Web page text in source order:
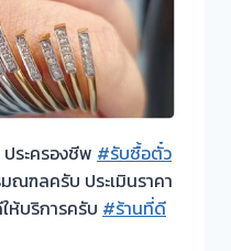
ระครองชีพ #รับซื้อตั๋ว
ณฑลครับ ประเมินราคา
ห้บริการครับ #ร้านที่ดี